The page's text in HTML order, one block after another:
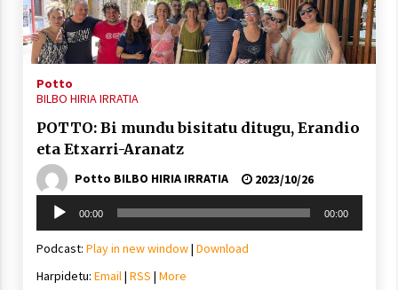
Potto
BILBO HIRIA IRRATIA
POTTO: Bi mundu bisitatu ditugu, Erandio
eta Etxarri-Aranatz
Potto BILBO HIRIA IRRATIA
2023/10/26
Soinu
erreproduzigailua
00:00 00:00
Podcast: Play in new window| Download
Harpidetu: Email| RSS | More